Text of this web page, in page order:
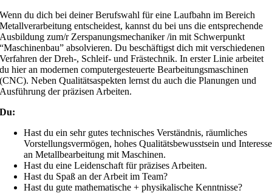
Wenn du dich bei deiner Berufswahl für eine Laufbahn im Bereich
Metallverarbeitung entscheidest, kannst du bei uns die entsprechende
Ausbildung zum/r Zerspanungsmechaniker /in mit Schwerpunkt
“Maschinenbau” absolvieren. Du beschäftigst dich mit verschiedenen
Verfahren der Dreh-, Schleif- und Frästechnik. In erster Linie arbeitet
du hier an modernen computergesteuerte Bearbeitungsmaschinen
(CNC). Neben Qualitätsaspekten lernst du auch die Planungen und
Ausführung der präzisen Arbeiten.
Du:
Hast du ein sehr gutes technisches Verständnis, räumliches
Vorstellungsvermögen, hohes Qualitätsbewusstsein und Interesse
an Metallbearbeitung mit Maschinen.
Hast du eine Leidenschaft für präzises Arbeiten.
Hast du Spaß an der Arbeit im Team?
Hast du gute mathematische + physikalische Kenntnisse?